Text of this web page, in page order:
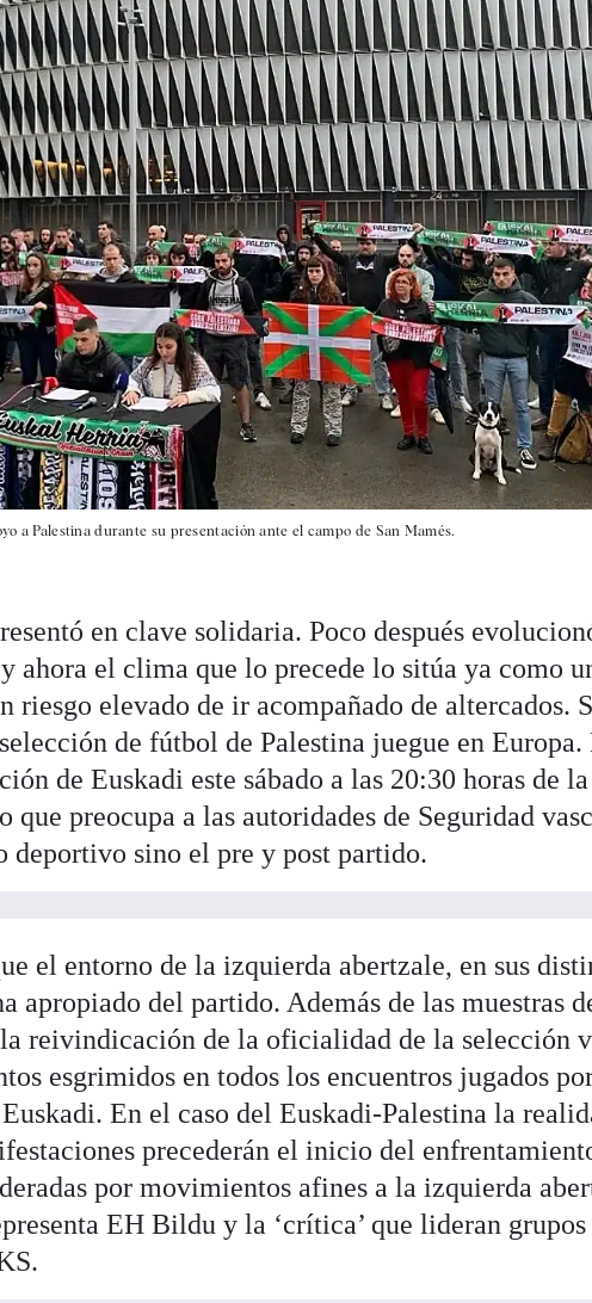
a Palestina durante su presentación ante el campo de San Mamés.
en clave solidaria. Poco después
ahora el clima que lo precede lo sitúa ya como
riesgo elevado de ir acompañado de altercados.
de fútbol de Palestina juegue en Europa.
de Euskadi este sábado a las 20:30 horas de
que preocupa a las autoridades de Seguridad
deportivo sino el pre y post partido.
el entorno de la izquierda abertzale, en sus
apropiado del partido. Además de las muestras
reivindicación de la oficialidad de la selección
esgrimidos en todos los encuentros jugados
En el caso del Euskadi-Palestina la
precederán el inicio del
por movimientos afines a la izquierda
EH Bildu y la ‘crítica’ que lideran